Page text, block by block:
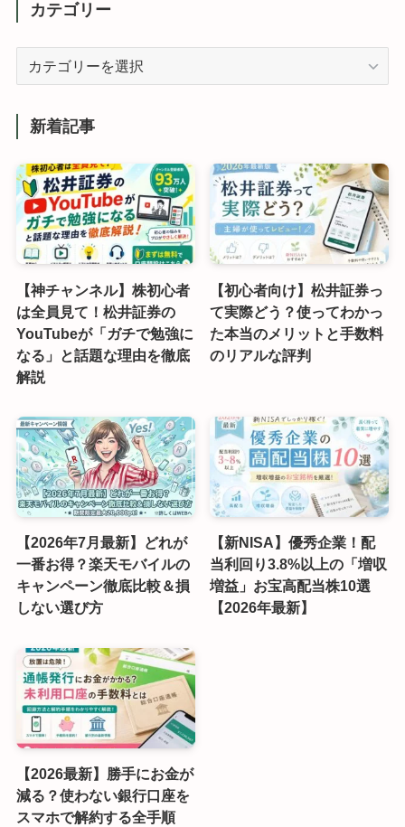
カテゴリー
新着記事
【神チャンネル】株初心者
は全員見て！松井証券の
YouTubeが「ガチで勉強に
なる」と話題な理由を徹底
解説
【初心者向け】松井証券っ
て実際どう？使ってわかっ
た本当のメリットと手数料
のリアルな評判
【2026年7月最新】どれが
一番お得？楽天モバイルの
キャンペーン徹底比較＆損
しない選び方
【新NISA】優秀企業！配
当利回り3.8%以上の「増収
増益」お宝高配当株10選
【2026年最新】
【2026最新】勝手にお金が
減る？使わない銀行口座を
スマホで解約する全手順